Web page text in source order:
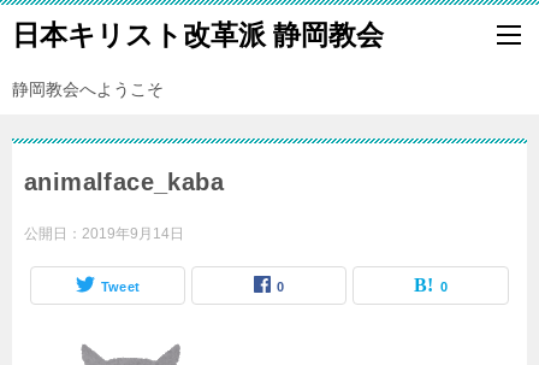
日本キリスト改革派 静岡教会
静岡教会へようこそ
animalface_kaba
公開日： 2019年9月14日
Tweet 0 0